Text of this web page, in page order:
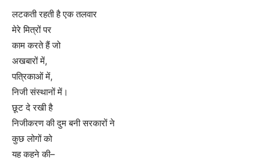
लटकती रहती है एक तलवार
मेरे मित्रों पर
काम करते हैं जो
अखबारों में,
पत्रिकाओं में,
निजी संस्थानों में।
छूट दे रखी है
निजीकरण की दुम बनी सरकारों ने
कुछ लोगों को
यह कहने की–